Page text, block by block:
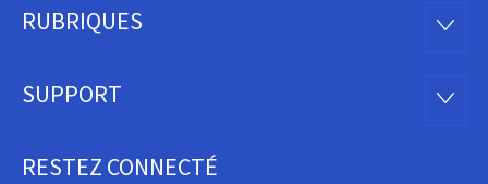
Pied
page
RUBRIQUES
SUPPORT
RESTEZ CONNECTÉ